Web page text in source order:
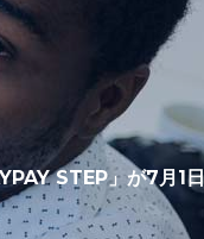
STEP」が7月1